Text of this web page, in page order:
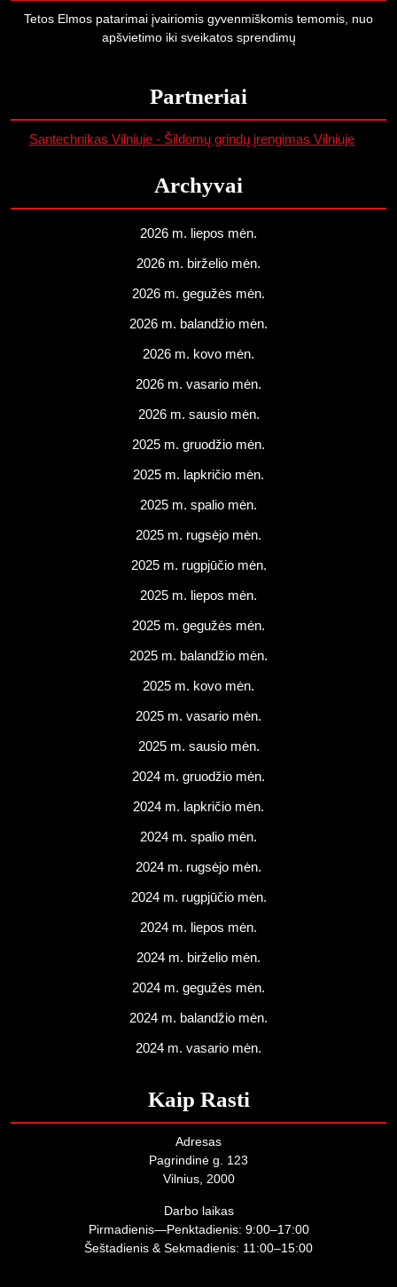
Tetos Elmos patarimai įvairiomis gyvenmiškomis temomis, nuo
apšvietimo iki sveikatos sprendimų
Partneriai
Santechnikas Vilniuje - Šildomų grindų įrengimas Vilniuje
Archyvai
2026 m. liepos mėn.
2026 m. birželio mėn.
2026 m. gegužės mėn.
2026 m. balandžio mėn.
2026 m. kovo mėn.
2026 m. vasario mėn.
2026 m. sausio mėn.
2025 m. gruodžio mėn.
2025 m. lapkričio mėn.
2025 m. spalio mėn.
2025 m. rugsėjo mėn.
2025 m. rugpjūčio mėn.
2025 m. liepos mėn.
2025 m. gegužės mėn.
2025 m. balandžio mėn.
2025 m. kovo mėn.
2025 m. vasario mėn.
2025 m. sausio mėn.
2024 m. gruodžio mėn.
2024 m. lapkričio mėn.
2024 m. spalio mėn.
2024 m. rugsėjo mėn.
2024 m. rugpjūčio mėn.
2024 m. liepos mėn.
2024 m. birželio mėn.
2024 m. gegužės mėn.
2024 m. balandžio mėn.
2024 m. vasario mėn.
Kaip Rasti
Adresas
Pagrindinė g. 123
Vilnius, 2000
Darbo laikas
Pirmadienis—Penktadienis: 9:00–17:00
Šeštadienis & Sekmadienis: 11:00–15:00